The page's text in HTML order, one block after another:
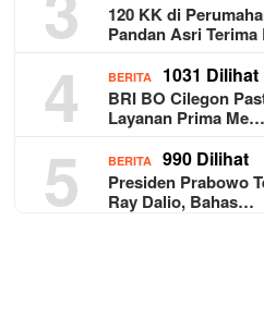
120 KK di
Pandan Asri
4 BERITA 1031 Dilihat
BRI BO Cilegon
Layanan Prima Me…
5 BERITA 990 Dilihat
Presiden Prabowo
Ray Dalio, Bahas…